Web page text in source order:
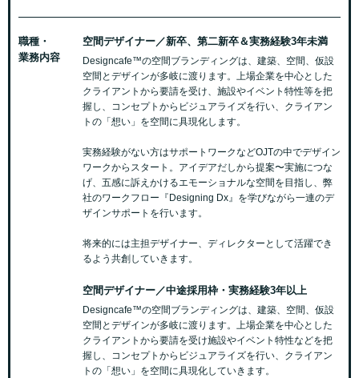
職種・
業務内容
空間デザイナー／新卒、第二新卒＆実務経験3年未満
Designcafe™️の空間ブランディングは、建築、空間、仮設
空間とデザインが多岐に渡ります。上場企業を中心とした
クライアントから要請を受け、施設やイベント特性等を把
握し、コンセプトからビジュアライズを行い、クライアン
トの「想い」を空間に具現化します。
実務経験がない方はサポートワークなどOJTの中でデザイン
ワークからスタート。アイデアだしから提案〜実施につな
げ、五感に訴えかけるエモーショナルな空間を目指し、弊
社のワークフロー『Designing Dx』を学びながら一連のデ
ザインサポートを行います。
将来的には主担デザイナー、ディレクターとして活躍でき
るよう共創していきます。
空間デザイナー／中途採用枠・実務経験3年以上
Designcafe™️の空間ブランディングは、建築、空間、仮設
空間とデザインが多岐に渡ります。上場企業を中心とした
クライアントから要請を受け施設やイベント特性などを把
握し、コンセプトからビジュアライズを行い、クライアン
トの「想い」を空間に具現化していきます。